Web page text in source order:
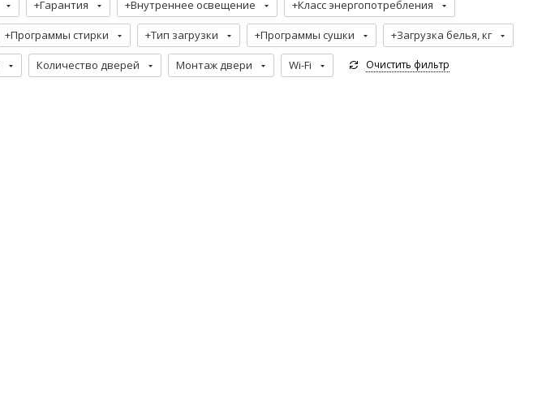
+Гарантия +Внутреннее освещение +Класс энергопотребления
+Программы стирки +Тип загрузки +Программы сушки +Загрузка белья, кг
Количество дверей Монтаж двери Wi-Fi Очистить фильтр